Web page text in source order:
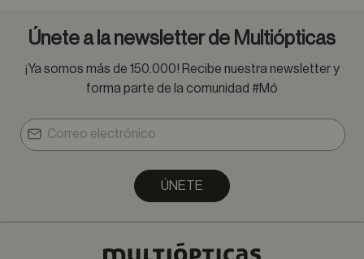
Únete a la newsletter de Multiópticas
¡Ya somos más de 150.000! Recibe nuestra newsletter y
forma parte de la comunidad #Mó
ÚNETE